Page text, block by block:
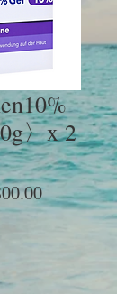
〉x 2
セ
ー